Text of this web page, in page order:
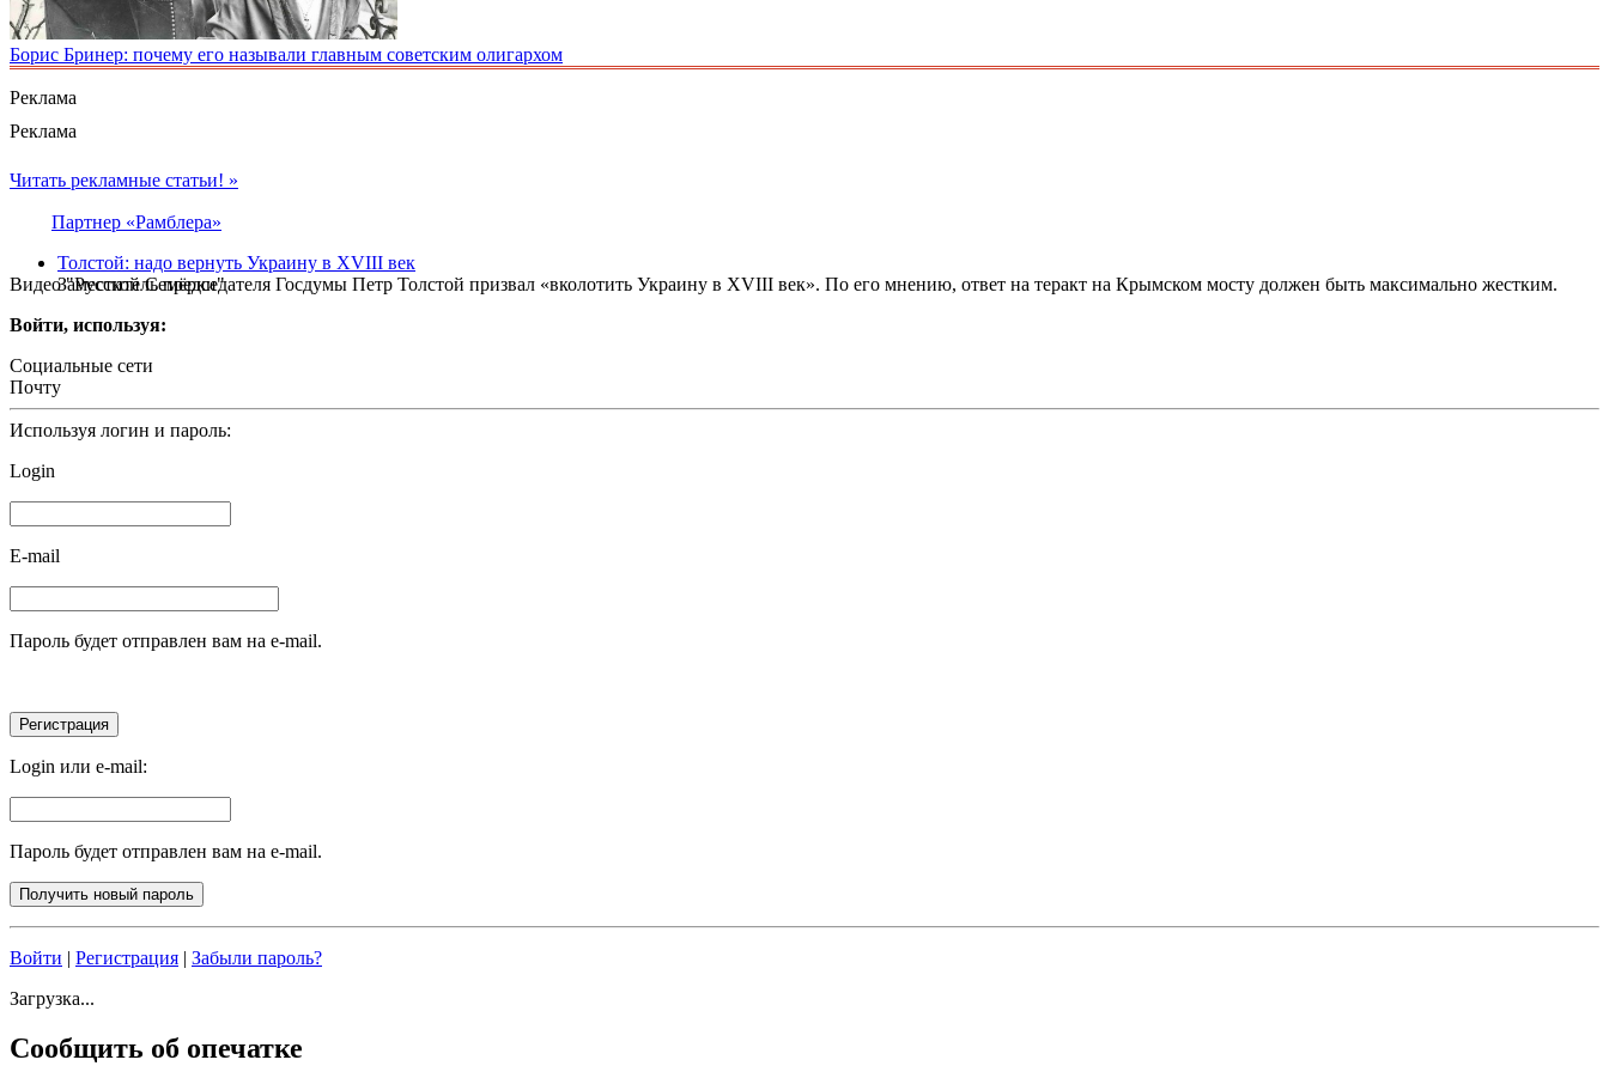
Борис Бринер: почему его называли главным советским олигархом
Реклама
Реклама
Видео "Русской Семёрки"
Читать рекламные статьи! »
Партнер «Рамблера»
Толстой: надо вернуть Украину в XVIII век
Заместитель председателя Госдумы Петр Толстой призвал «вколотить Украину в XVIII век». По его мнению, ответ на теракт на Крымском мосту должен быть максимально жестким.
Войти, используя:
Социальные сети
Почту
Используя логин и пароль:
Login
E-mail
Пароль будет отправлен вам на e-mail.
Login или e-mail:
Пароль будет отправлен вам на e-mail.
Войти | Регистрация | Забыли пароль?
Загрузка...
Сообщить об опечатке